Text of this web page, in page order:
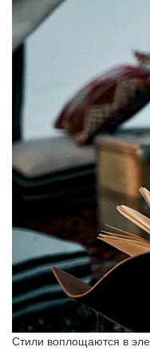
Стили воплощаются в